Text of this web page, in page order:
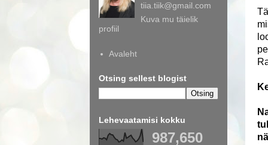
tiia.tiik@gmail.com
Kuva mu täielik
profiil
Avaleht
Otsing sellest blogist
Lehevaatamisi kokku
987,650